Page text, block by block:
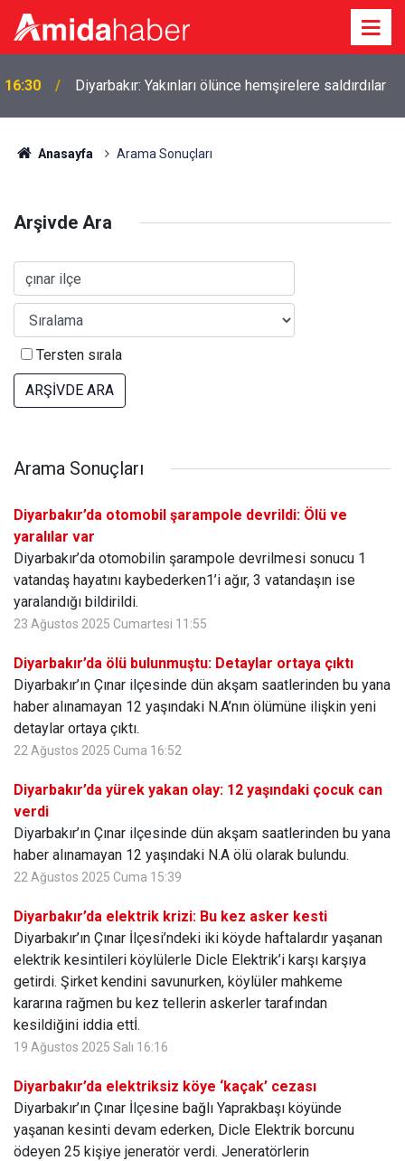
16:30 Diyarbakır: Yakınları ölünce hemşirelere saldırdılar
Anasayfa Arama Sonuçları
Arşivde Ara
Tersten sırala
ARŞİVDE ARA
Arama Sonuçları
Diyarbakır’da otomobil şarampole devrildi: Ölü ve
yaralılar var
Diyarbakır’da otomobilin şarampole devrilmesi sonucu 1
vatandaş hayatını kaybederken1’i ağır, 3 vatandaşın ise
yaralandığı bildirildi.
23 Ağustos 2025 Cumartesi 11:55
Diyarbakır’da ölü bulunmuştu: Detaylar ortaya çıktı
Diyarbakır’ın Çınar ilçesinde dün akşam saatlerinden bu yana
haber alınamayan 12 yaşındaki N.A’nın ölümüne ilişkin yeni
detaylar ortaya çıktı.
22 Ağustos 2025 Cuma 16:52
Diyarbakır’da yürek yakan olay: 12 yaşındaki çocuk can
verdi
Diyarbakır’ın Çınar ilçesinde dün akşam saatlerinden bu yana
haber alınamayan 12 yaşındaki N.A ölü olarak bulundu.
22 Ağustos 2025 Cuma 15:39
Diyarbakır’da elektrik krizi: Bu kez asker kesti
Diyarbakır’ın Çınar İlçesi’ndeki iki köyde haftalardır yaşanan
elektrik kesintileri köylülerle Dicle Elektrik’i karşı karşıya
getirdi. Şirket kendini savunurken, köylüler mahkeme
kararına rağmen bu kez tellerin askerler tarafından
kesildiğini iddia ettİ.
19 Ağustos 2025 Salı 16:16
Diyarbakır’da elektriksiz köye ‘kaçak’ cezası
Diyarbakır’ın Çınar İlçesine bağlı Yaprakbaşı köyünde
yaşanan kesinti devam ederken, Dicle Elektrik borcunu
ödeyen 25 kişiye jeneratör verdi. Jeneratörlerin